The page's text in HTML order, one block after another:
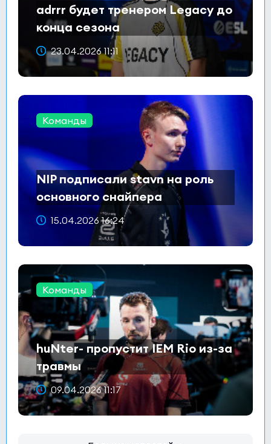
adrrr будет тренером Legacy до
конца сезона
23.04.2026 11:11
Команды
NIP подписали stavn на роль
основного снайпера
15.04.2026 16:24
Команды
huNter- пропустит IEM Rio из-за
травмы
09.04.2026 11:17